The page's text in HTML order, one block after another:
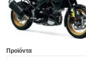
Προϊόντα